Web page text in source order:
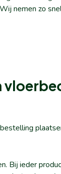
Bij ieder
nemen zo